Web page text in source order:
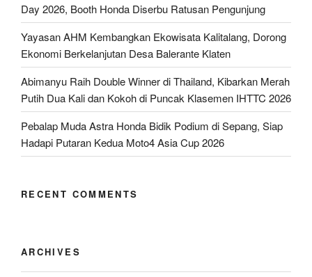
Day 2026, Booth Honda Diserbu Ratusan Pengunjung
Yayasan AHM Kembangkan Ekowisata Kalitalang, Dorong
Ekonomi Berkelanjutan Desa Balerante Klaten
Abimanyu Raih Double Winner di Thailand, Kibarkan Merah
Putih Dua Kali dan Kokoh di Puncak Klasemen IHTTC 2026
Pebalap Muda Astra Honda Bidik Podium di Sepang, Siap
Hadapi Putaran Kedua Moto4 Asia Cup 2026
RECENT COMMENTS
ARCHIVES